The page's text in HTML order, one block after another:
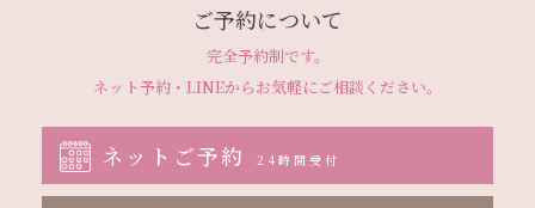
ご予約について
完全予約制です。
ネット予約・LINEからお気軽にご相談ください。
ネットご予約 24時間受付